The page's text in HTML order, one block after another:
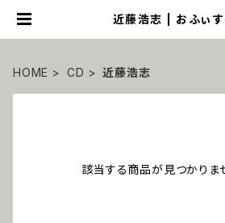
近藤浩志 | おふぃ
HOME CD 近藤浩志
該当する商品が見つかりま